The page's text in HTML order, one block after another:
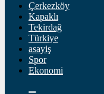
Çerkezköy
Kapaklı
Tekirdağ
Türkiye
asayiş
Spor
Ekonomi